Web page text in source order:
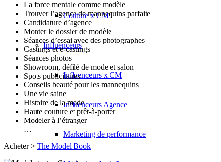
Couture x CM
Influenceurs
Influenceurs x CM
Influenceurs Agence
Marketing de performance
La force mentale comme modèle
Trouver l’agence de mannequins parfaite
Candidature d’agence
Monter le dossier de modèle
Séances d’essai avec des photographes
Castings et e-castings
Séances photos
Showroom, défilé de mode et salon
Spots publicitaires
Conseils beauté pour les mannequins
Une vie saine
Histoire de la mode
Haute couture et prêt-à-porter
Modeler à l’étranger
…
Acheter > The Model Book